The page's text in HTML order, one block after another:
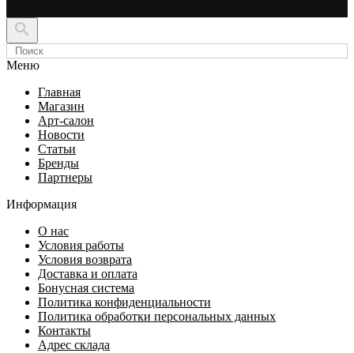

Меню
Главная
Магазин
Арт-салон
Новости
Статьи
Бренды
Партнеры
Информация
О нас
Условия работы
Условия возврата
Доставка и оплата
Бонусная система
Политика конфиденциальности
Политика обработки персональных данных
Контакты
Адрес склада